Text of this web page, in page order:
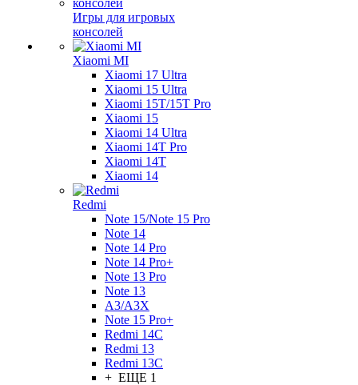
Игры для игровых
консолей
Xiaomi MI
Xiaomi 17 Ultra
Xiaomi 15 Ultra
Xiaomi 15T/15T Pro
Xiaomi 15
Xiaomi 14 Ultra
Xiaomi 14T Pro
Xiaomi 14T
Xiaomi 14
Redmi
Note 15/Note 15 Pro
Note 14
Note 14 Pro
Note 14 Pro+
Note 13 Pro
Note 13
A3/A3X
Note 15 Pro+
Redmi 14C
Redmi 13
Redmi 13C
+ ЕЩЕ 1